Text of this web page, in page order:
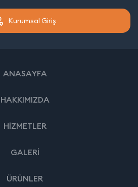
Kurumsal Giriş
ANASAYFA
HAKKIMIZDA
HİZMETLER
GALERİ
ÜRÜNLER